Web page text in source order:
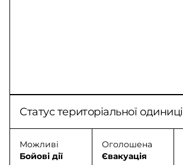
Статус територіальної одиниці
Можливі
Бойові дії
Оголошена
Євакуація